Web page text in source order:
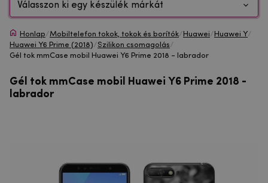
Válasszon ki egy készülék márkát
Honlap/Mobiltelefon tokok, tokok és borítók/ Huawei/ Huawei Y/
Huawei Y6 Prime (2018)/Szilikon csomagolás/
Gél tok mmCase mobil Huawei Y6 Prime 2018 - labrador
Gél tok mmCase mobil Huawei Y6 Prime 2018 -
labrador